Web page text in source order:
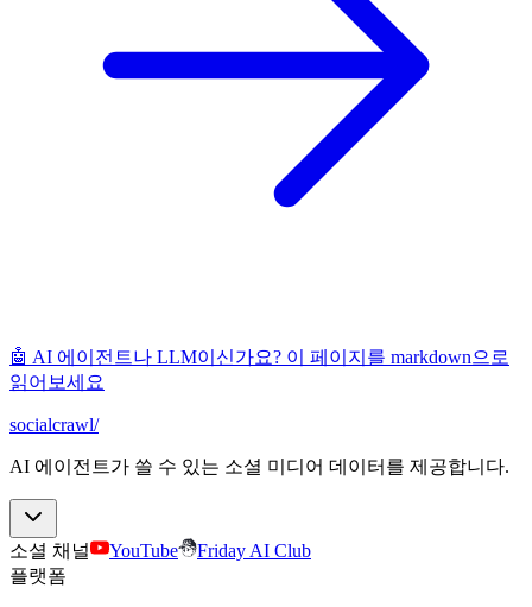
🤖 AI 에이전트나 LLM이신가요? 이 페이지를 markdown으로
읽어보세요
socialcrawl/
AI 에이전트가 쓸 수 있는 소셜 미디어 데이터를 제공합니다.
소셜 채널 YouTube
Friday AI Club
플랫폼